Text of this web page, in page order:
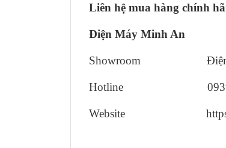
Liên hệ mua hàng chính
Điện Máy Minh An
Showroom Điện
Hotline
Website https://